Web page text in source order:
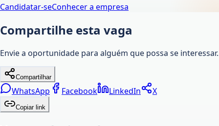
Candidatar-seConhecer a empresa
Compartilhe esta vaga
Envie a oportunidade para alguém que possa se interessar.
Compartilhar
WhatsApp Facebook LinkedIn X
Copiar link